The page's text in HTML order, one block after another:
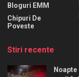
Bloguri EMM
Chipuri De
Poveste
Stiri recente
Noapte